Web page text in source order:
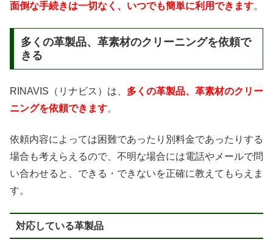
面倒な手続きは一切なく、いつでも簡単に利用できます。
多くの革製品、革素材のクリーニングを依頼で
きる
RINAVIS（リナビス）は、 多くの革製品、革素材のクリー
ニングを依頼できます。
依頼内容によっては困難であったり別料金であったりする
場合も考えらえるので、不明な場合には電話やメールで問
い合わせると、できる・できないを正確に教えてもらえま
す。
対応している革製品